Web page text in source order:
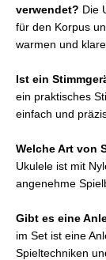
verwendet? Die
für den Korpus
warmen und
Ist ein
ein praktisches
einfach und
Welche Art von
Ukulele ist mit
angenehme
Gibt es eine
im Set ist eine
Spieltechniken